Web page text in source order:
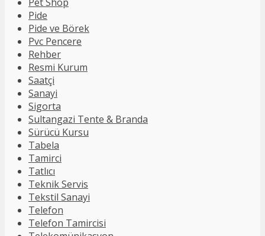
Pet Shop
Pide
Pide ve Börek
Pvc Pencere
Rehber
Resmi Kurum
Saatçi
Sanayi
Sigorta
Sultangazi Tente & Branda
Sürücü Kursu
Tabela
Tamirci
Tatlıcı
Teknik Servis
Tekstil Sanayi
Telefon
Telefon Tamircisi